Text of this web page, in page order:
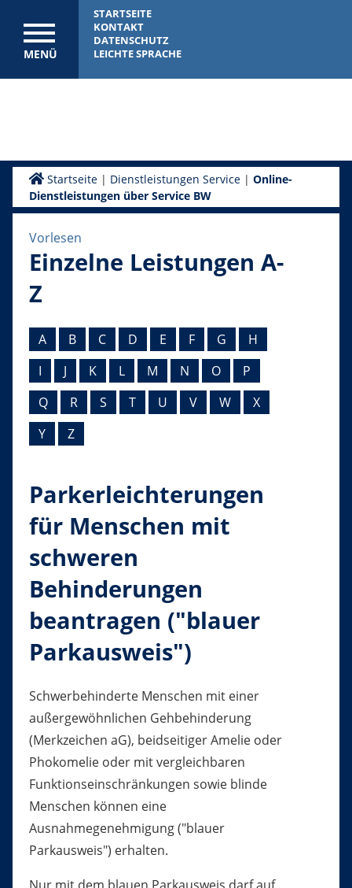
MENÜ
STARTSEITE
KONTAKT
DATENSCHUTZ
LEICHTE SPRACHE
Startseite| Dienstleistungen Service| Online-
Dienstleistungen über Service BW
Vorlesen
Einzelne Leistungen A-
Z
A B C D E F G
H
I
J K L M N O
P
Q
R S T U V W
X
Y
Z
Parkerleichterungen
für Menschen mit
schweren
Behinderungen
beantragen ("blauer
Parkausweis")
Schwerbehinderte Menschen mit einer
außergewöhnlichen Gehbehinderung
(Merkzeichen aG), beidseitiger Amelie oder
Phokomelie oder mit vergleichbaren
Funktionseinschränkungen sowie blinde
Menschen können eine
Ausnahmegenehmigung ("blauer
Parkausweis") erhalten.